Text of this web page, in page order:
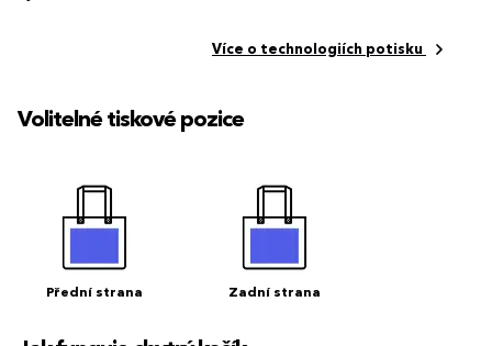
Více o technologiích potisku
Volitelné tiskové pozice
Přední strana Zadní strana